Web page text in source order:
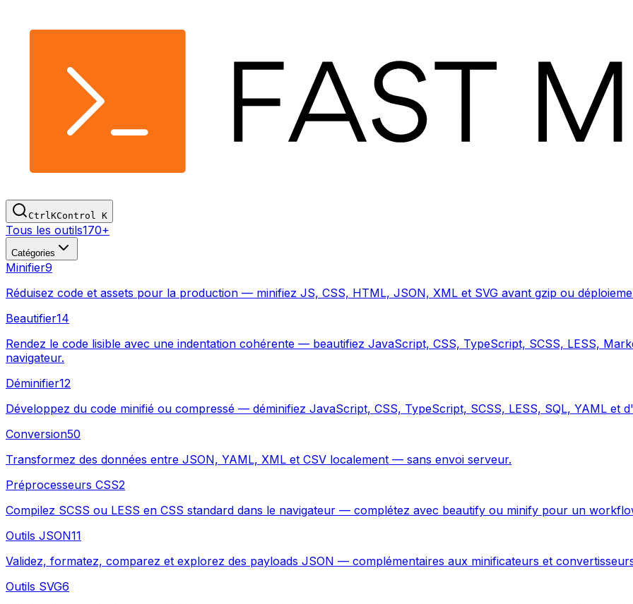
CtrlKControl K
Tous les outils170+
Catégories
Minifier9
Réduisez code et assets pour la production — minifiez JS, CSS, HTML, JSON, XML et SVG avant gzip ou
Beautifier14
Rendez le code lisible avec une indentation cohérente — beautifiez JavaScript, CSS, TypeScript, SCSS, LESS,
navigateur.
Déminifier12
Développez du code minifié ou compressé — déminifiez JavaScript, CSS, TypeScript, SCSS, LESS, SQL, YAML et
Conversion50
Transformez des données entre JSON, YAML, XML et CSV localement — sans envoi serveur.
Préprocesseurs CSS2
Compilez SCSS ou LESS en CSS standard dans le navigateur — complétez avec beautify ou minify pour un
Outils JSON11
Validez, formatez, comparez et explorez des payloads JSON — complémentaires aux minificateurs et
Outils SVG6